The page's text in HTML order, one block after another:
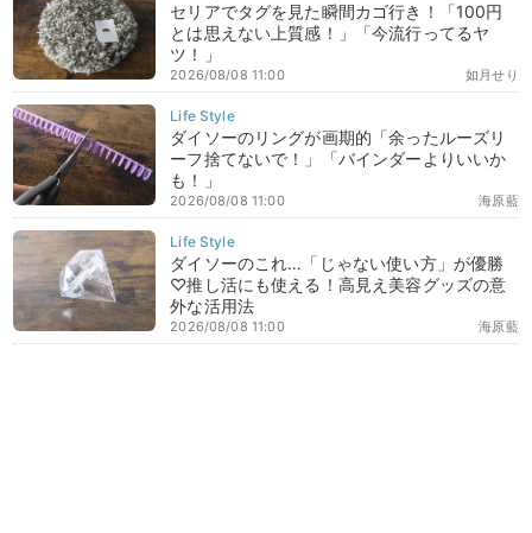
セリアでタグを見た瞬間カゴ行き！「100円
とは思えない上質感！」「今流行ってるヤ
ツ！」
如月せり
2026/08/08 11:00
ダイソーのリングが画期的「余ったルーズリ
ーフ捨てないで！」「バインダーよりいいか
も！」
海原藍
2026/08/08 11:00
ダイソーのこれ…「じゃない使い方」が優勝
♡推し活にも使える！高見え美容グッズの意
外な活用法
海原藍
2026/08/08 11:00